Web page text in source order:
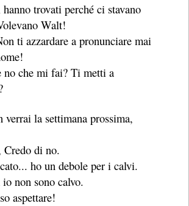
trovati perché ci stavano
Walt!
ti azzardare a pronunciare mai
no che mi fai? Ti metti a
verrai la settimana prossima,
Credo di no.
ho un debole per i calvi.
non sono calvo.
aspettare!